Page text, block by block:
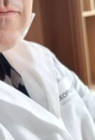
данных
.